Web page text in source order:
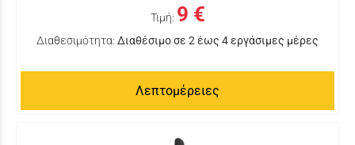
Τιμή: 9 €
Διαθεσιμότητα: Διαθέσιμο σε 2 έως 4 εργάσιμες μέρες
Λεπτομέρειες